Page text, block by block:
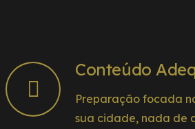
Conteúdo
Preparação focada
sua cidade, nada de